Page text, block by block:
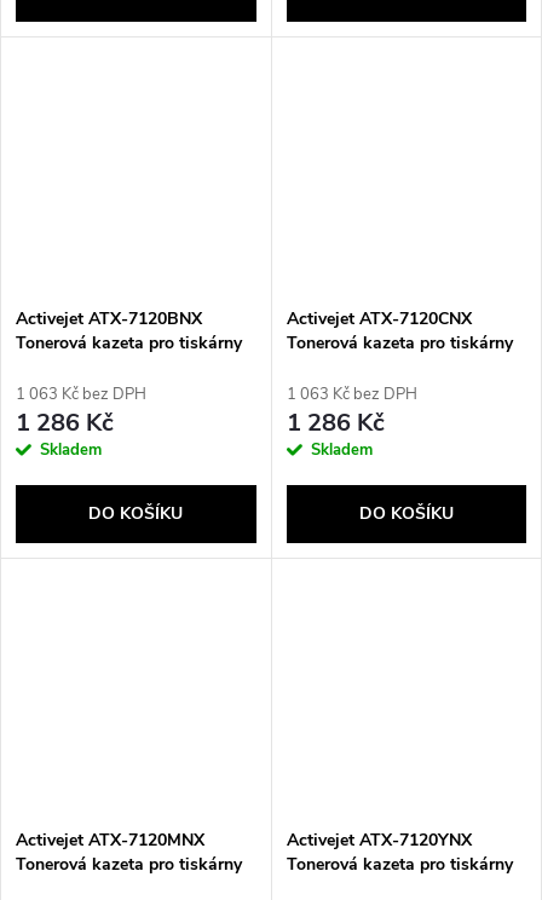
Activejet ATX-7120BNX
Tonerová kazeta pro tiskárny
WC7120K; Supreme; 22000
stran; černá
1 063 Kč bez DPH
1 286 Kč
Skladem
DO KOŠÍKU
Activejet ATX-7120CNX
Tonerová kazeta pro tiskárny
WC7120C; Supreme; 15000
stran; azurová
1 063 Kč bez DPH
1 286 Kč
Skladem
DO KOŠÍKU
Activejet ATX-7120MNX
Tonerová kazeta pro tiskárny
Activejet ATX-7120YNX
Tonerová kazeta pro tiskárny